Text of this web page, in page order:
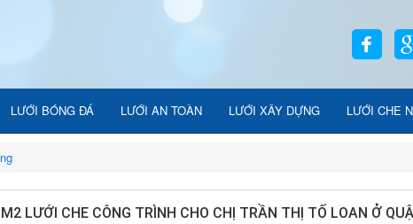
LƯỚI BÓNG ĐÁ LƯỚI AN TOÀN LƯỚI XÂY DỰNG LƯỚI CHE
LƯỚI CHE CÔNG TRÌNH CHO CHỊ TRẦN THỊ TỐ LOAN Ở